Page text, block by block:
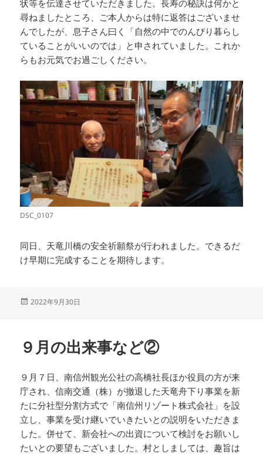
状等を伝達させていただきました。長寿の秘訣は何かと
尋ねましたところ、ご本人からは特に返答はございませ
んでしたが、息子さん曰く「自然の中でのんびり暮らし
ていることがいいのでは」と申されていました。これか
らもお元気でお過ごしください。
DSC_0107
同日、天竜川橋の安全祈願祭が行われました。できるだ
け早期に完成することを期待します。
投
2022年9月30日
９月の出来事など②
９月７日、南信州観光公社の高橋社長ほか役員の方が来
庁され、信南交通（株）が撤退した天竜舟下り事業を新
たに分社型分割方式で「南信州リゾート株式会社」を設
立し、事業を受け継いでいきたいとの説明をいただきま
した。併せて、新会社への出資について検討をお願いし
たいとの要望もございました。村としましては、趣旨は